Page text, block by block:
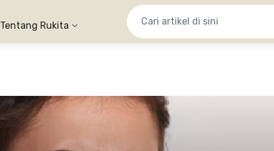
Tentang Rukita